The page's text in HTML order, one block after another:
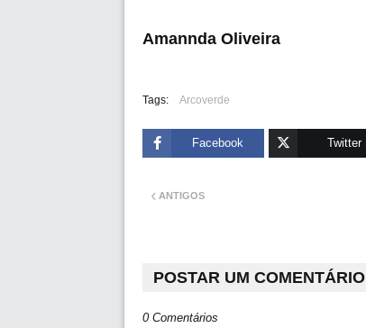
Amannda Oliveira
Tags: Arcoverde
Facebook Twitter
ANTIGOS
POSTAR UM COMENTÁRIO
0 Comentários